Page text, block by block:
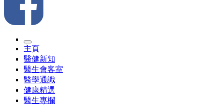
主頁
醫健新知
醫生會客室
醫學通識
健康精選
醫生專欄